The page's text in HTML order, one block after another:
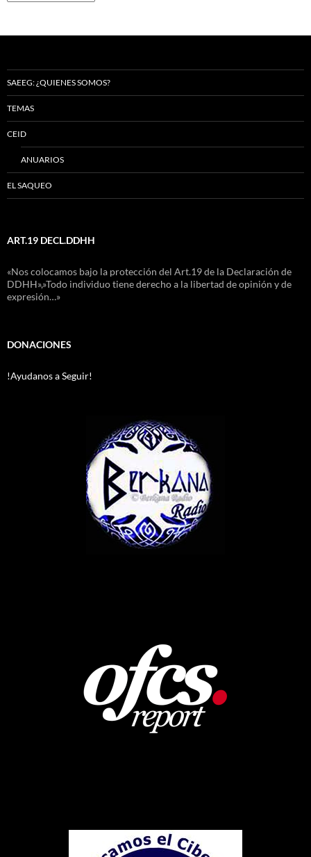
SAEEG: ¿QUIENES SOMOS?
TEMAS
CEID
ANUARIOS
EL SAQUEO
ART.19 DECL.DDHH
«Nos colocamos bajo la protección del Art.19 de la Declaración de
DDHH»,»Todo individuo tiene derecho a la libertad de opinión y de
expresión…»
DONACIONES
!Ayudanos a Seguir!